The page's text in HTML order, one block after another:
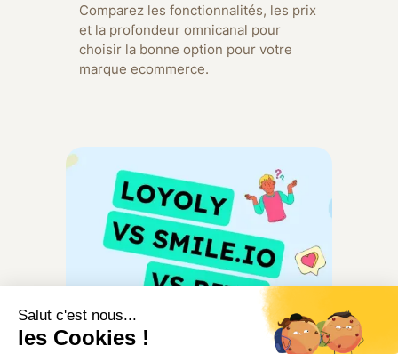
Salut c'est nous...
les Cookies !
Comparez les fonctionnalités, les prix
et la profondeur omnicanal pour
choisir la bonne option pour votre
marque ecommerce.